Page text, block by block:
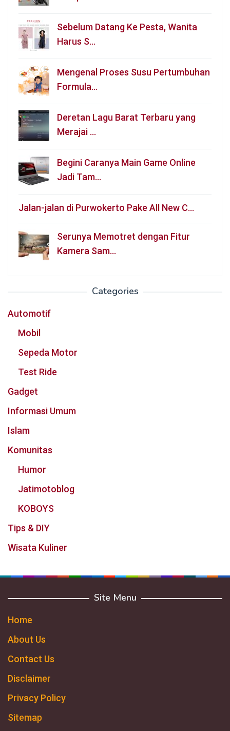
Sebelum Datang Ke Pesta, Wanita
Harus S…
Mengenal Proses Susu Pertumbuhan
Formula…
Deretan Lagu Barat Terbaru yang
Merajai …
Begini Caranya Main Game Online
Jadi Tam…
Jalan-jalan di Purwokerto Pake All New C…
Serunya Memotret dengan Fitur
Kamera Sam…
Categories
Automotif
Mobil
Sepeda Motor
Test Ride
Gadget
Informasi Umum
Islam
Komunitas
Humor
Jatimotoblog
KOBOYS
Tips & DIY
Wisata Kuliner
Site Menu
Home
About Us
Contact Us
Disclaimer
Privacy Policy
Sitemap